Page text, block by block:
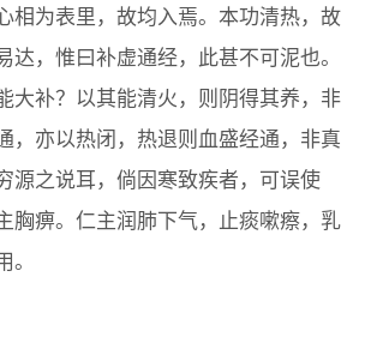
相为表里，故均入焉。本功清热，故
达，惟曰补虚通经，此甚不可泥也。
大补？以其能清火，则阴得其养，非
，亦以热闭，热退则血盛经通，非真
源之说耳，倘因寒致疾者，可误使
胸痹。仁主润肺下气，止痰嗽瘵，乳
。